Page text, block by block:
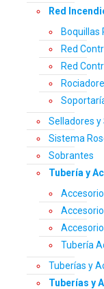
Red
Boquillas
Red
Red
Selladores y
Sistema
Sobrantes
Tubería y
Tubería
Tuberías y
Tuberías y